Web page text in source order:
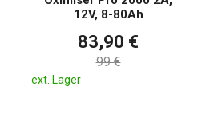
12V, 8-80Ah
83,90 €
99 €
ext. Lager